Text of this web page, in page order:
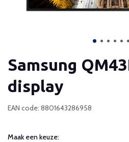
Samsung
display
EAN code: 8801643286958
Maak een keuze: